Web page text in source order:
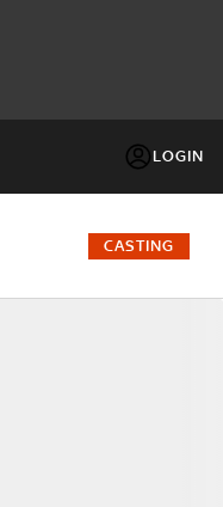
LOGIN
FACTOR
CASTING